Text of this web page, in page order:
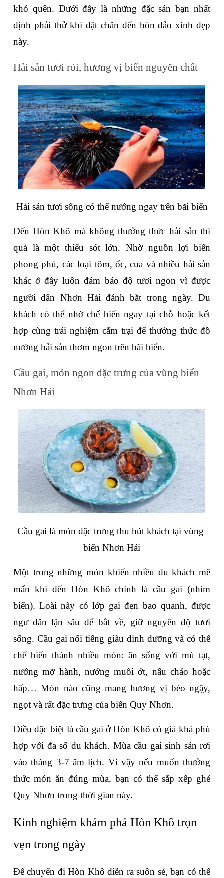
khó quên. Dưới đây là những đặc sản bạn nhất
định phải thử khi đặt chân đến hòn đảo xinh đẹp
này.
Hải sản tươi rói, hương vị biển nguyên chất
Hải sản tươi sống có thể nướng ngay trên bãi biển
Đến Hòn Khô mà không thưởng thức hải sản thì
quả là một thiếu sót lớn. Nhờ nguồn lợi biển
phong phú, các loại tôm, ốc, cua và nhiều hải sản
khác ở đây luôn đảm bảo độ tươi ngon vì được
người dân Nhơn Hải đánh bắt trong ngày. Du
khách có thể nhờ chế biến ngay tại chỗ hoặc kết
hợp cùng trải nghiệm cắm trại để thưởng thức đồ
nướng hải sản thơm ngon trên bãi biển.
Cầu gai, món ngon đặc trưng của vùng biển
Nhơn Hải
Cầu gai là món đặc trưng thu hút khách tại vùng
biển Nhơn Hải
Một trong những món khiến nhiều du khách mê
mẩn khi đến Hòn Khô chính là cầu gai (nhím
biển). Loài này có lớp gai đen bao quanh, được
ngư dân lặn sâu để bắt về, giữ nguyên độ tươi
sống. Cầu gai nổi tiếng giàu dinh dưỡng và có thể
chế biến thành nhiều món: ăn sống với mù tạt,
nướng mỡ hành, nướng muối ớt, nấu cháo hoặc
hấp… Món nào cũng mang hương vị béo ngậy,
ngọt và rất đặc trưng của biển Quy Nhơn.
Điều đặc biệt là cầu gai ở Hòn Khô có giá khá phù
hợp với đa số du khách. Mùa cầu gai sinh sản rơi
vào tháng 3-7 âm lịch. Vì vậy nếu muốn thưởng
thức món ăn đúng mùa, bạn có thể sắp xếp ghé
Quy Nhơn trong thời gian này.
Kinh nghiệm khám phá Hòn Khô trọn
vẹn trong ngày
Để chuyến đi Hòn Khô diễn ra suôn sẻ, bạn có thể